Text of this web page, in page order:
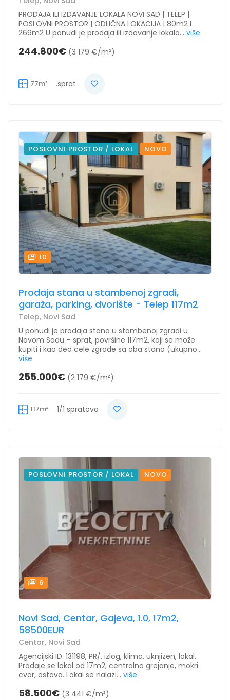
PRODAJA ILI IZDAVANJE LOKALA NOVI SAD | TELEP |
POSLOVNI PROSTOR | ODLIČNA LOKACIJA | 80m2 I
269m2 U ponudi je prodaja ili izdavanje lokala... više
244.800€ (3 179 €/m²)
77m² .sprat
POSLOVNI PROSTOR / LOKAL NOVO
10
Prodaja stana u stambenoj zgradi,
garaža, parking, dvorište - Telep 117m2
Telep, Novi Sad
U ponudi je prodaja stana u stambenoj zgradi u
Novom Sadu – sprat, površine 117m2, koji se može
kupiti i kao deo cele zgrade sa oba stana (ukupno...
više
255.000€ (2 179 €/m²)
117m² 1/1 spratova
POSLOVNI PROSTOR / LOKAL NOVO
6
Novi Sad, Centar, Gajeva, 1.0, 17m2,
58500EUR
Centar, Novi Sad
Agencijski ID: 131198, PR/, izlog, klima, uknjizen, lokal.
Prodaje se lokal od 17m2, centralno grejanje, mokri
cvor, ostava. Lokal se nalazi... više
58.500€ (3 441 €/m²)